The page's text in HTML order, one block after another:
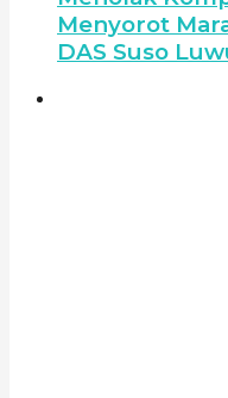
Menyorot
DAS Suso